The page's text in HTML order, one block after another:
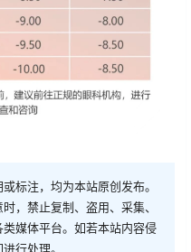
标注，均为本站原创发布。
，禁止复制、盗用、采集、
媒体平台。如若本站内容侵
行处理。